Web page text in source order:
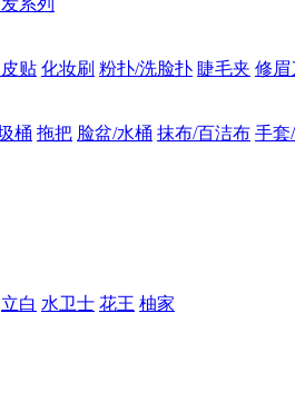
贴 化妆刷 粉扑/洗脸扑 睫毛夹 修眉
桶 拖把 脸盆/水桶 抹布/百洁布 手套
立白 水卫士 花王 柚家